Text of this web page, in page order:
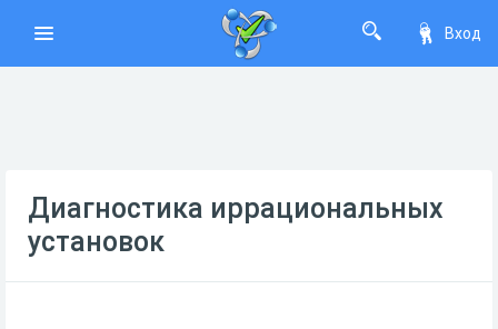
Вход
Диагностика иррациональных
установок